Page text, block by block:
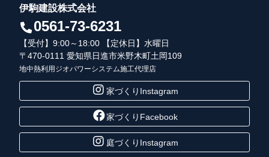
伊駒建設株式会社
0561-73-6231
【受付】9:00～18:00 【定休日】水曜日
〒470-0111 愛知県日進市米野木町土岡109
地中熱利用ジオパワーシステム施工代理店
家づくりInstagram
家づくりFacebook
庭づくりInstagram